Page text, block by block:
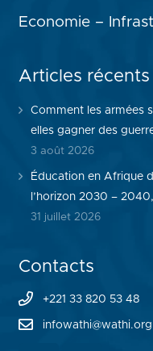
Economie –
Articles récents
Comment les armées
elles gagner des
3 août 2026
Éducation en Afrique
l’horizon 2030 –
31 juillet 2026
Contacts
+221 33 820 53 48
infowathi@wathi.org